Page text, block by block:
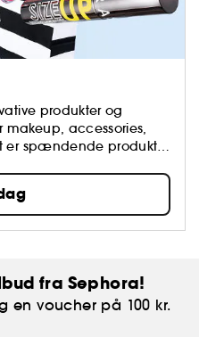
produkter og
accessories,
er spændende produkter
inden for alt
kvalitetsvarer.
fra Sephora!
en voucher på 100 kr.